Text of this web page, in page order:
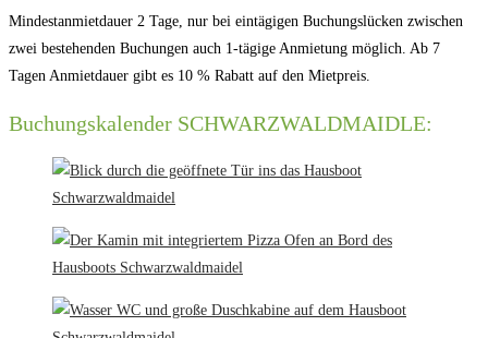
Mindestanmietdauer 2 Tage, nur bei eintägigen Buchungslücken zwischen
zwei bestehenden Buchungen auch 1-tägige Anmietung möglich. Ab 7
Tagen Anmietdauer gibt es 10 % Rabatt auf den Mietpreis.
Buchungskalender SCHWARZWALDMAIDLE: